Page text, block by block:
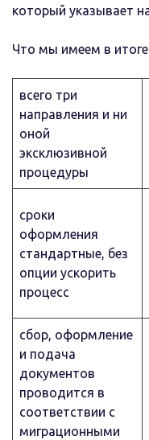
который указывает
Что мы имеем в итоге
всего три
направления и ни
оной
эксклюзивной
процедуры
сроки
оформления
стандартные, без
опции ускорить
процесс
сбор, оформление
и подача
документов
проводится в
соответствии с
миграционными